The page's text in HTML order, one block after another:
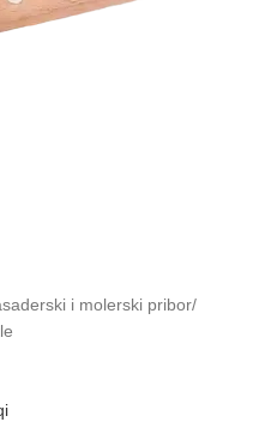
i molerski pribor/